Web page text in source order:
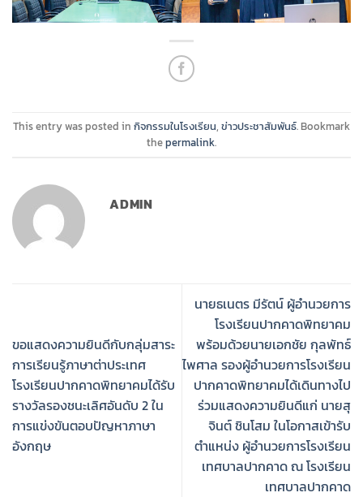
This entry was posted in กิจกรรมในโรงเรียน, ข่าวประชาสัมพันธ์. Bookmark
thepermalink.
ADMIN
ขอแสดงความยินดีกับกลุ่มสาระ
การเรียนรู้ภาษาต่าประเทศ
โรงเรียนปากคาดพิทยาคมได้รับ
รางวัลรองชนะเลิศอันดับ 2 ใน
การแข่งขันตอบปัญหาภาษา
อังกฤษ
นายธเนตร มีรัตน์ ผู้อำนวยการ
โรงเรียนปากคาดพิทยาคม
พร้อมด้วยนายเอกชัย กุลพัทธ์
ไพศาล รองผู้อำนวยการโรงเรียน
ปากคาดพิทยาคมได้เดินทางไป
ร่วมแสดงความยินดีแก่ นายสุ
จินต์ ชินโสม ในโอกาสเข้ารับ
ตำแหน่ง ผู้อำนวยการโรงเรียน
เทศบาลปากคาด ณ โรงเรียน
เทศบาลปากคาด